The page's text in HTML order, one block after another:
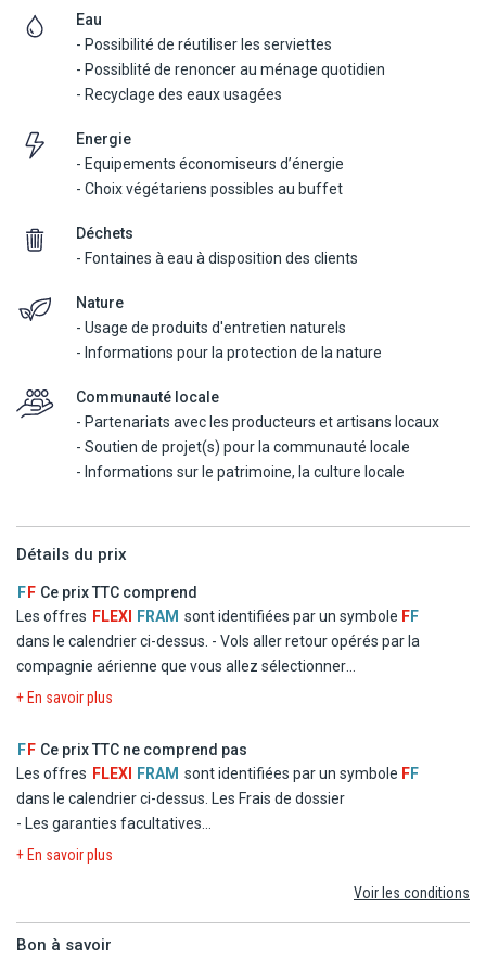
aux saveurs et traditions de l'archipel.
Les boissons ne sont pas incluses, à l'exception de l'eau plate
pendant le repas et du thé ou du café. C'est bien plus qu'un dîner,
c'est un spectacle pour les sens.
TYROLIENNE (environ 1h)
Survolez la mer cristalinne avec la possibilité même de voir des
requins sous vos pieds. Seulement 3 tyroliennes au monde
traversent l'océan ! Vous serez pris en charge par la montagne
Serra Negra et vous marcherez environ 10-15 minutes pour
profiter de la vue incroyable sur l'île.
Eau
- Possibilité de réutiliser les serviettes
- Possiblité de renoncer au ménage quotidien
- Recyclage des eaux usagées
Energie
- Equipements économiseurs d’énergie
- Choix végétariens possibles au buffet
Déchets
- Fontaines à eau à disposition des clients
Nature
- Usage de produits d'entretien naturels
- Informations pour la protection de la nature
Communauté locale
- Partenariats avec les producteurs et artisans locaux
- Soutien de projet(s) pour la communauté locale
- Informations sur le patrimoine, la culture locale
Détails du prix
F F Ce prix TTC comprend
Les offres FLEXI FRAM sont identifiées par un symbole FF
dans le calendrier ci-dessus. - Vols aller retour opérés par la
compagnie aérienne que vous allez sélectionner
- Logement à l'hôtel Framissima Oasis Belorizonte en chambre
- La formule Tout inclus
- Les taxes d'aéroport et de solidarité
- Le transfert
+ En savoir plus
F F Ce prix TTC ne comprend pas
Les offres FLEXI FRAM sont identifiées par un symbole FF
dans le calendrier ci-dessus.
Les Frais de dossier
- Les garanties facultatives
- Les autres repas et les boissons
+ En savoir plus
Voir les conditions
Bon à savoir